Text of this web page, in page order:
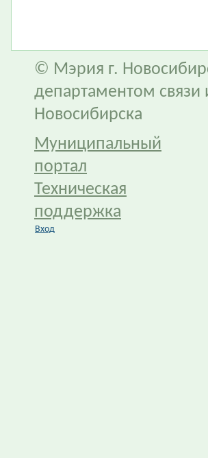
© Мэрия г.
департаментом
Новосибирска
Муниципальный
портал
Техническая
поддержка
Вход